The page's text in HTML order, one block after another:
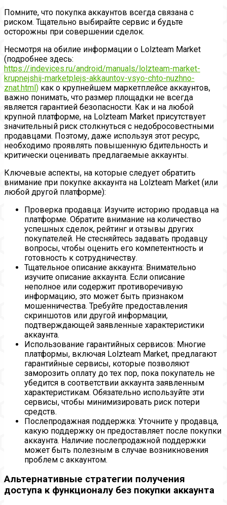
Помните, что покупка аккаунтов всегда связана с
риском. Тщательно выбирайте сервис и будьте
осторожны при совершении сделок.
Несмотря на обилие информации о Lolzteam Market
(подробнее здесь:
https://indevices.ru/android/manuals/lolzteam-market-
krupnejshij-marketplejs-akkauntov-vsyo-chto-nuzhno-
znat.html) как о крупнейшем маркетплейсе аккаунтов,
важно понимать, что размер площадки не всегда
является гарантией безопасности. Как и на любой
крупной платформе, на Lolzteam Market присутствует
значительный риск столкнуться с недобросовестными
продавцами. Поэтому, даже используя этот ресурс,
необходимо проявлять повышенную бдительность и
критически оценивать предлагаемые аккаунты.
Ключевые аспекты, на которые следует обратить
внимание при покупке аккаунта на Lolzteam Market (или
любой другой платформе):
Проверка продавца: Изучите историю продавца на
платформе. Обратите внимание на количество
успешных сделок, рейтинг и отзывы других
покупателей. Не стесняйтесь задавать продавцу
вопросы, чтобы оценить его компетентность и
готовность к сотрудничеству.
Тщательное описание аккаунта: Внимательно
изучите описание аккаунта. Если описание
неполное или содержит противоречивую
информацию, это может быть признаком
мошенничества. Требуйте предоставления
скриншотов или другой информации,
подтверждающей заявленные характеристики
аккаунта.
Использование гарантийных сервисов: Многие
платформы, включая Lolzteam Market, предлагают
гарантийные сервисы, которые позволяют
заморозить оплату до тех пор, пока покупатель не
убедится в соответствии аккаунта заявленным
характеристикам. Обязательно используйте эти
сервисы, чтобы минимизировать риск потери
средств.
Послепродажная поддержка: Уточните у продавца,
какую поддержку он предоставляет после покупки
аккаунта. Наличие послепродажной поддержки
может быть полезным в случае возникновения
проблем с аккаунтом.
Альтернативные стратегии получения
доступа к функционалу без покупки аккаунта